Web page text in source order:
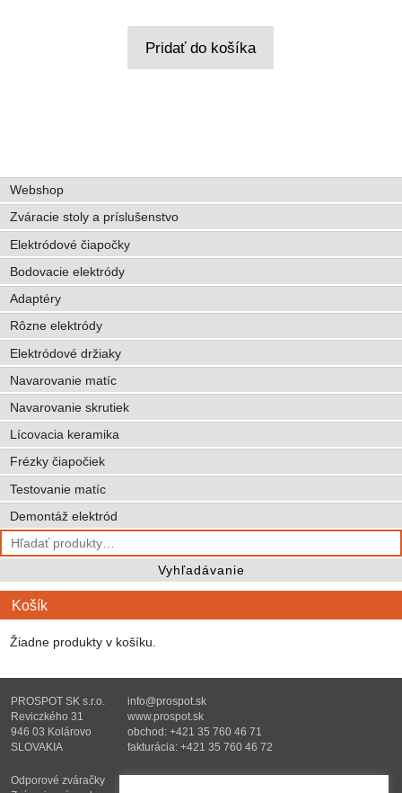
Pridať do košíka
Webshop
Zváracie stoly a príslušenstvo
Elektródové čiapočky
Bodovacie elektródy
Adaptéry
Rôzne elektródy
Elektródové držiaky
Navarovanie matíc
Navarovanie skrutiek
Lícovacia keramika
Frézky čiapočiek
Testovanie matíc
Demontáž elektród
Hľadať:
Vyhľadávanie
Košík
Žiadne produkty v košíku.
PROSPOT SK s.r.o.
Reviczkého 31
946 03 Kolárovo
SLOVAKIA
info@prospot.sk
www.prospot.sk
obchod: +421 35 760 46 71
fakturácia: +421 35 760 46 72
Odporové zváračky